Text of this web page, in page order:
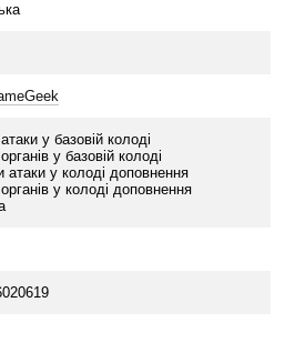
у базовій колоді
у базовій колоді
атаки у колоді доповнення
у колоді доповнення